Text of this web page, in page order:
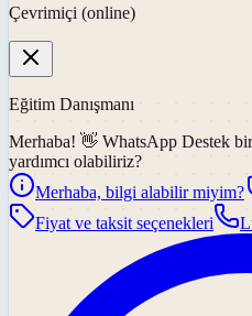
Çevrimiçi (online)
Eğitim Danışmanı
Merhaba! 👋 WhatsApp Destek
yardımcı olabiliriz?
Merhaba, bilgi alabilir miyim?
Fiyat ve taksit seçenekleri